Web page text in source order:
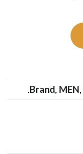
Brand, MEN,
.